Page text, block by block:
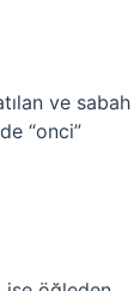
ve sabah
“onci”